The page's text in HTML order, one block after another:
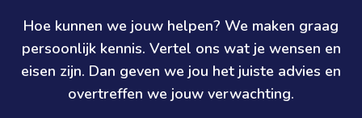
Hoe kunnen we jouw helpen? We maken graag
persoonlijk kennis. Vertel ons wat je wensen en
eisen zijn. Dan geven we jou het juiste advies en
overtreffen we jouw verwachting.